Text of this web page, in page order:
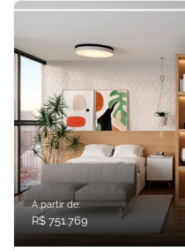
A partir de:
R$ 751.769